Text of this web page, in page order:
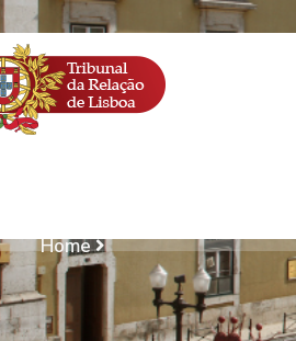
CONTRATO
PRIVAÇÃO
Home CONTRATO DE